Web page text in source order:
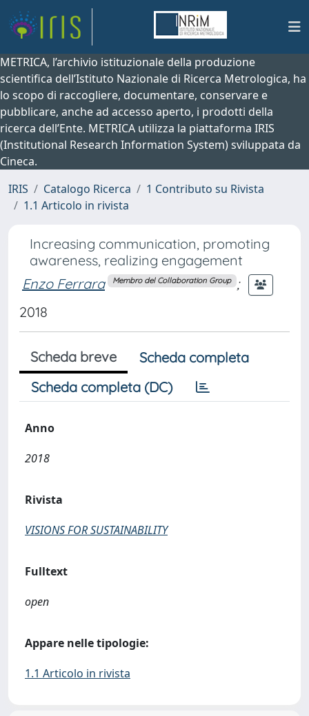
METRICA, l’archivio istituzionale della produzione
scientifica dell’Istituto Nazionale di Ricerca Metrologica, ha
lo scopo di raccogliere, documentare, conservare e
pubblicare, anche ad accesso aperto, i prodotti della
ricerca dell’Ente. METRICA utilizza la piattaforma IRIS
(Institutional Research Information System) sviluppata da
Cineca.
IRIS
Catalogo Ricerca
1 Contributo su Rivista
1.1 Articolo in rivista
Increasing communication, promoting
awareness, realizing engagement
Enzo Ferrara
Membro del Collaboration Group ;
2018
Scheda breve
Scheda completa
Scheda completa (DC)
Anno
2018
Rivista
VISIONS FOR SUSTAINABILITY
Fulltext
open
Appare nelle tipologie:
1.1 Articolo in rivista